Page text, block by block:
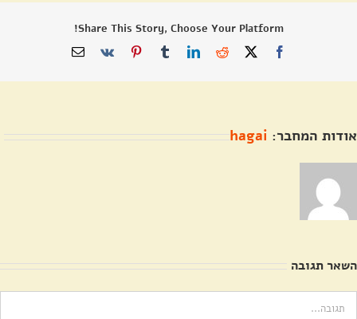
Share This Story, Choose Your Platform!
Facebook
X
Reddit
LinkedIn
Tumblr
Pinterest
Vk
כתובת
אודות המחבר: hagai
השאר תגובה